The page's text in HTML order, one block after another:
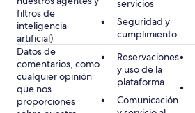
filtros de
inteligencia
artificial)
servicios
Seguridad y
cumplimiento
Datos de
comentarios, como
cualquier opinión
que nos
proporciones
Reservaciones
y uso de la
plataforma
Comunicación